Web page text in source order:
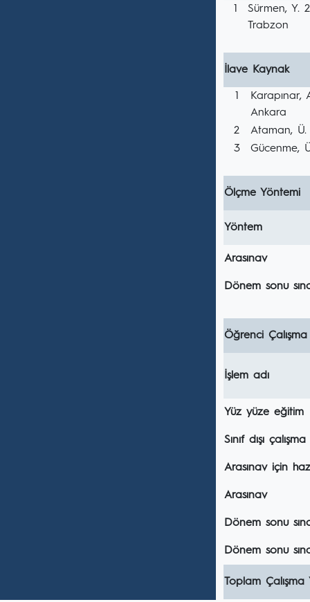
1
Sürmen, Y.
Trabzon
İlave Kaynak
1
Karapınar,
Ankara
2
Ataman, Ü.
3
Gücenme,
Ölçme Yöntemi
Yöntem
Arasınav
Dönem sonu
Öğrenci Çalışma
İşlem adı
Yüz yüze eğitim
Sınıf dışı çalışma
Arasınav için
Arasınav
Dönem sonu
Dönem sonu
Toplam Çalışma